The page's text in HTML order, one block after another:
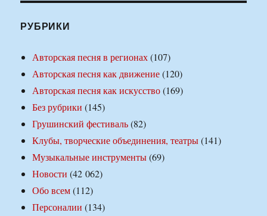
РУБРИКИ
Авторская песня в регионах(107)
Авторская песня как движение(120)
Авторская песня как искусство(169)
Без рубрики (145)
Грушинский фестиваль(82)
Клубы, творческие объединения, театры(141)
Музыкальные инструменты(69)
Новости (42 062)
Обо всем(112)
Персоналии (134)